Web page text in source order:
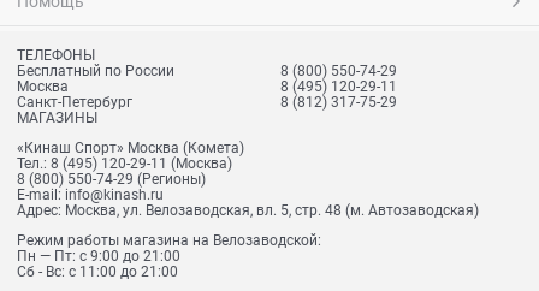
ТЕЛЕФОНЫ
Бесплатный по России
8 (800) 550-74-29
Москва
8 (495) 120-29-11
Санкт-Петербург
8 (812) 317-75-29
МАГАЗИНЫ
«Кинаш Спорт» Москва (Комета)
Тел.: 8 (495) 120-29-11 (Москва)
8 (800) 550-74-29 (Регионы)
E-mail: info@kinash.ru
Адрес: Москва, ул. Велозаводская, вл. 5, стр. 48 (м. Автозаводская)
Режим работы магазина на Велозаводской:
Пн — Пт: с 9:00 до 21:00
Сб - Вс: с 11:00 до 21:00